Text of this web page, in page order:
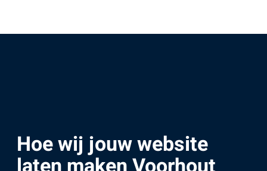
Hoe wij jouw website